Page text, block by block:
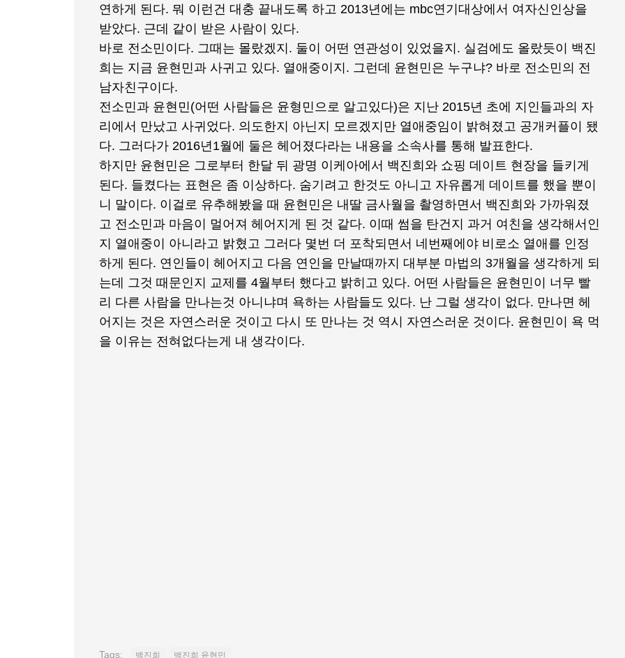
연하게 된다. 뭐 이런건 대충 끝내도록 하고 2013년에는 mbc연기대상에서 여자신인상을
받았다. 근데 같이 받은 사람이 있다.
바로 전소민이다. 그때는 몰랐겠지. 둘이 어떤 연관성이 있었을지. 실검에도 올랐듯이 백진
희는 지금 윤현민과 사귀고 있다. 열애중이지. 그런데 윤현민은 누구냐? 바로 전소민의 전
남자친구이다.
전소민과 윤현민(어떤 사람들은 윤형민으로 알고있다)은 지난 2015년 초에 지인들과의 자
리에서 만났고 사귀었다. 의도한지 아닌지 모르겠지만 열애중임이 밝혀졌고 공개커플이 됐
다. 그러다가 2016년1월에 둘은 헤어졌다라는 내용을 소속사를 통해 발표한다.
하지만 윤현민은 그로부터 한달 뒤 광명 이케아에서 백진희와 쇼핑 데이트 현장을 들키게
된다. 들켰다는 표현은 좀 이상하다. 숨기려고 한것도 아니고 자유롭게 데이트를 했을 뿐이
니 말이다. 이걸로 유추해봤을 때 윤현민은 내딸 금사월을 촬영하면서 백진희와 가까워졌
고 전소민과 마음이 멀어져 헤어지게 된 것 같다. 이때 썸을 탄건지 과거 여친을 생각해서인
지 열애중이 아니라고 밝혔고 그러다 몇번 더 포착되면서 네번째에야 비로소 열애를 인정
하게 된다. 연인들이 헤어지고 다음 연인을 만날때까지 대부분 마법의 3개월을 생각하게 되
는데 그것 때문인지 교제를 4월부터 했다고 밝히고 있다. 어떤 사람들은 윤현민이 너무 빨
리 다른 사람을 만나는것 아니냐며 욕하는 사람들도 있다. 난 그럴 생각이 없다. 만나면 헤
어지는 것은 자연스러운 것이고 다시 또 만나는 것 역시 자연스러운 것이다. 윤현민이 욕 먹
을 이유는 전혀없다는게 내 생각이다.
Tags: 백진희 백진희 윤현민